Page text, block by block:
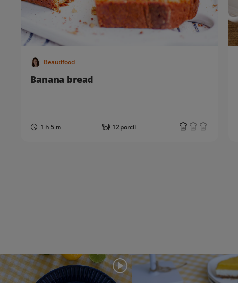
Beautifood
Banana bread
1 h 5 m 12 porcií